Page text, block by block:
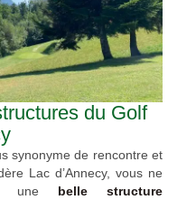
du Golf
synonyme de rencontre et
Lac d’Annecy, vous ne
une belle structure